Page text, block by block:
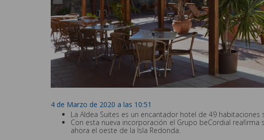
4 de Marzo de 2020 a las 10:51
La Aldea Suites es un encantador hotel de 49 habitaciones
Con esta nueva incorporación el Grupo beCordial
ahora el oeste de la Isla Redonda.